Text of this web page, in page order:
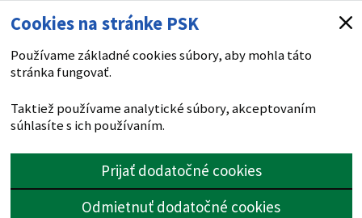
Cookies na stránke PSK
Používame základné cookies súbory, aby mohla táto
stránka fungovať.
Taktiež používame analytické súbory, akceptovaním
súhlasíte s ich používaním.
Prijať dodatočné cookies
Odmietnuť dodatočné cookies